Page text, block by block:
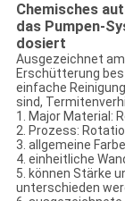
Chemisches
das Pumpen-
dosiert
Ausgezeichnet
Erschütterung
einfache
sind,
1. Major Material:
2. Prozess:
3. allgemeine
4. einheitliche
5. können Stärke
unterschieden